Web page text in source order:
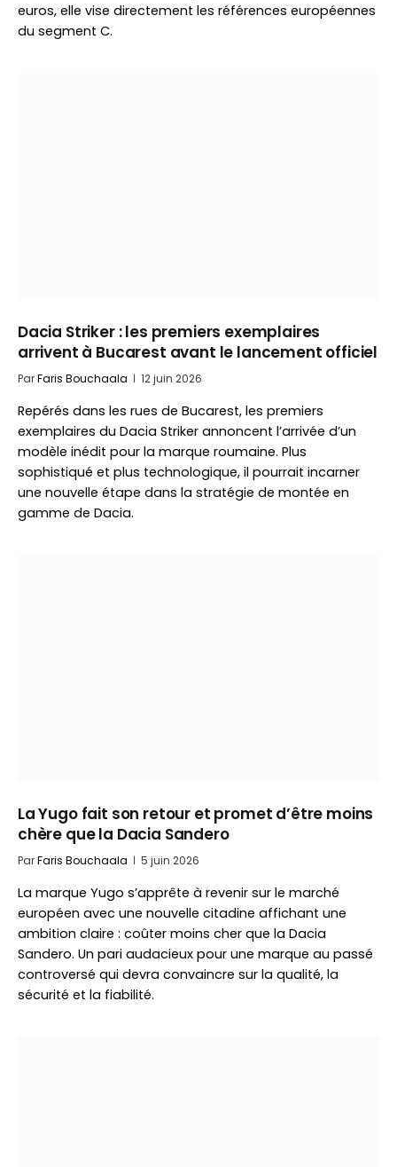
euros, elle vise directement les références européennes
du segment C.
Dacia Striker : les premiers exemplaires
arrivent à Bucarest avant le lancement officiel
ParFaris Bouchaala 12 juin 2026
Repérés dans les rues de Bucarest, les premiers
exemplaires du Dacia Striker annoncent l’arrivée d’un
modèle inédit pour la marque roumaine. Plus
sophistiqué et plus technologique, il pourrait incarner
une nouvelle étape dans la stratégie de montée en
gamme de Dacia.
La Yugo fait son retour et promet d’être moins
chère que la Dacia Sandero
ParFaris Bouchaala 5 juin 2026
La marque Yugo s’apprête à revenir sur le marché
européen avec une nouvelle citadine affichant une
ambition claire : coûter moins cher que la Dacia
Sandero. Un pari audacieux pour une marque au passé
controversé qui devra convaincre sur la qualité, la
sécurité et la fiabilité.